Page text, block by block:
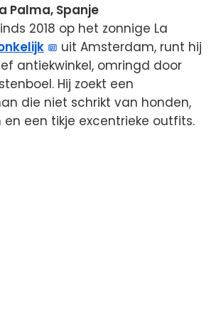
Palma, Spanje
2018 op het zonnige La
uit Amsterdam, runt hij
antiekwinkel, omringd door
Hij zoekt een
die niet schrikt van honden,
een tikje excentrieke outfits.